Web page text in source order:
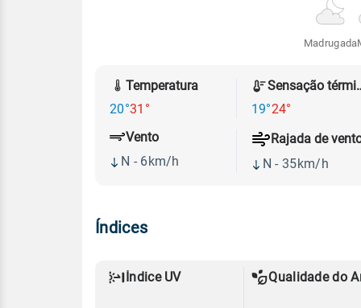
Madrugada
Temperatura
20°31°
19°24°
Vento
N - 6km/h
Rajada de
N - 35km/h
Índices
Índice UV Qualidade do